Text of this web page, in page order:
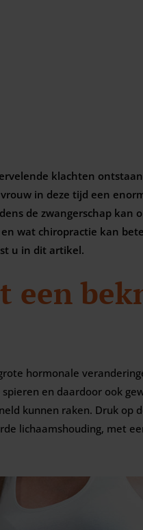
klachten
in deze tijd een
de zwangerschap kan
wat chiropractie kan
u in dit artikel.
een
hormonale
en daardoor ook
kunnen raken. Druk op
lichaamshouding, met